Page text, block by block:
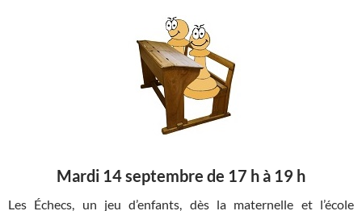
Mardi 14 septembre de 17 h à 19 h
Les Échecs, un jeu d’enfants, dès la maternelle et l’école